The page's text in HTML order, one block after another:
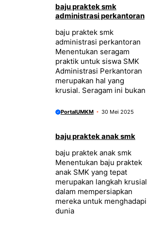
baju praktek smk
administrasi perkantoran
baju praktek smk
administrasi perkantoran
Menentukan seragam
praktik untuk siswa SMK
Administrasi Perkantoran
merupakan hal yang
krusial. Seragam ini bukan
PortalUMKM 30 Mei 2025
baju praktek anak smk
baju praktek anak smk
Menentukan baju praktek
anak SMK yang tepat
merupakan langkah krusial
dalam mempersiapkan
mereka untuk menghadapi
dunia